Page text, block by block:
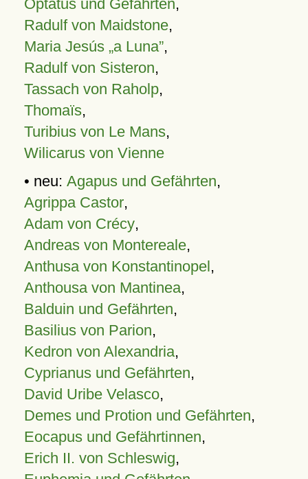
Optatus und Gefährten,
Radulf von Maidstone,
Maria Jesús „a Luna”,
Radulf von Sisteron,
Tassach von Raholp,
Thomaïs,
Turibius von Le Mans,
Wilicarus von Vienne
• neu: Agapus und Gefährten,
Agrippa Castor,
Adam von Crécy,
Andreas von Montereale,
Anthusa von Konstantinopel,
Anthousa von Mantinea,
Balduin und Gefährten,
Basilius von Parion,
Kedron von Alexandria,
Cyprianus und Gefährten,
David Uribe Velasco,
Demes und Protion und Gefährten,
Eocapus und Gefährtinnen,
Erich II. von Schleswig,